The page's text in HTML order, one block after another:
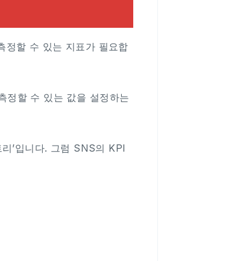
정할 수 있는 지표가 필요합
정할 수 있는 값을 설정하는
’입니다. 그럼 SNS의 KPI